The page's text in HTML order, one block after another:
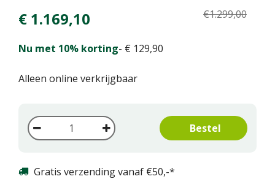
€1.299,00
€ 1.169,10
Nu met 10% korting- € 129,90
Alleen online verkrijgbaar
Gratis verzending vanaf €50,-*